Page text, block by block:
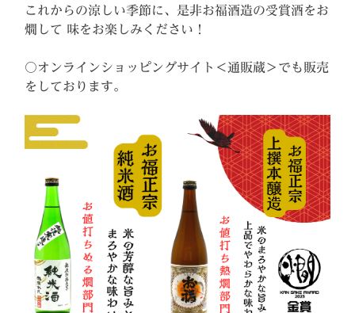
これからの涼しい季節に、是非お福酒造の受賞酒をお
燗して 味をお楽しみください！
〇オンラインショッピングサイト＜通販蔵＞でも販売
をしております。